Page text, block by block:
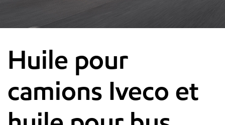
Huile pour
camions Iveco et